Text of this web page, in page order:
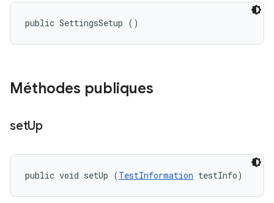
public SettingsSetup ()
Méthodes publiques
setUp
public void setUp (TestInformation testInfo)